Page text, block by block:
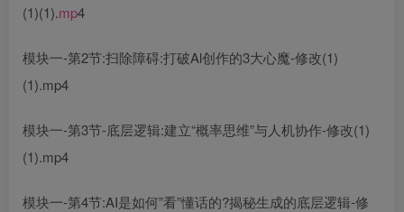
(1)(1).mp4
模块一-第2节:扫除障碍:打破Al创作的3大心魔-修改(1)
(1).mp4
模块一-第3节-底层逻辑:建立“概率思维”与人机协作-修改(1)
(1).mp4
模块一-第4节:AI是如何”看”懂话的?揭秘生成的底层逻辑-修